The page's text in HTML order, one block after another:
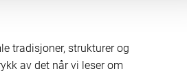
tradisjoner, strukturer og
av det når vi leser om